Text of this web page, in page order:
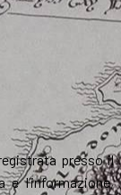
presso il
l’informazione,